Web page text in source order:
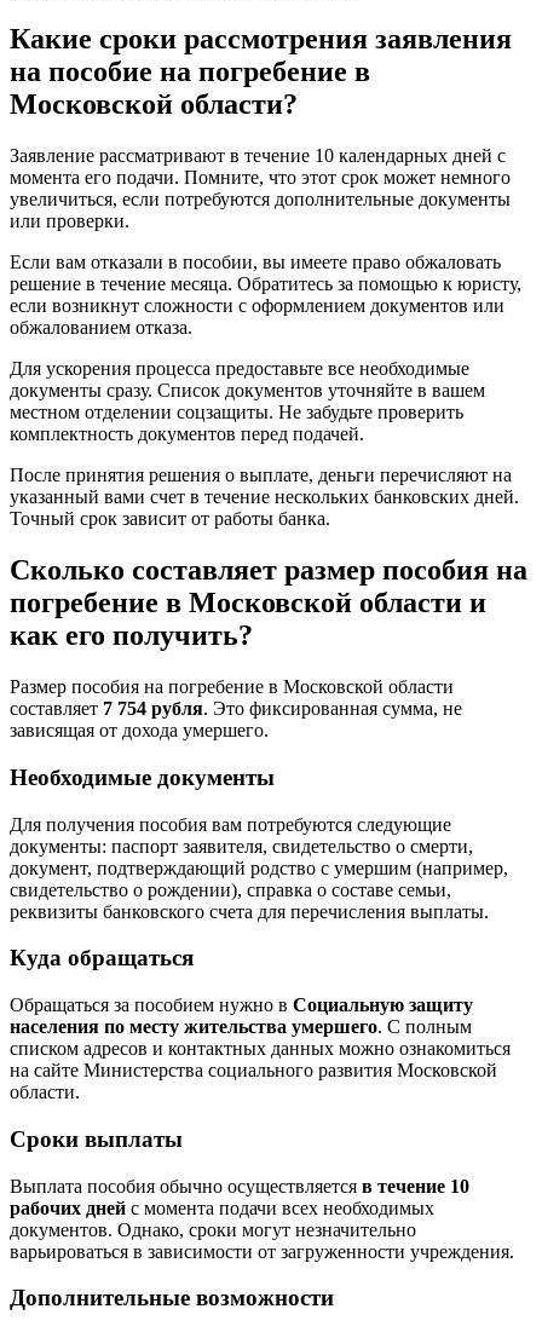
Какие сроки рассмотрения заявления
на пособие на погребение в
Московской области?
Заявление рассматривают в течение 10 календарных дней с
момента его подачи. Помните, что этот срок может немного
увеличиться, если потребуются дополнительные документы
или проверки.
Если вам отказали в пособии, вы имеете право обжаловать
решение в течение месяца. Обратитесь за помощью к юристу,
если возникнут сложности с оформлением документов или
обжалованием отказа.
Для ускорения процесса предоставьте все необходимые
документы сразу. Список документов уточняйте в вашем
местном отделении соцзащиты. Не забудьте проверить
комплектность документов перед подачей.
После принятия решения о выплате, деньги перечисляют на
указанный вами счет в течение нескольких банковских дней.
Точный срок зависит от работы банка.
Сколько составляет размер пособия на
погребение в Московской области и
как его получить?
Размер пособия на погребение в Московской области
составляет 7 754 рубля. Это фиксированная сумма, не
зависящая от дохода умершего.
Необходимые документы
Для получения пособия вам потребуются следующие
документы: паспорт заявителя, свидетельство о смерти,
документ, подтверждающий родство с умершим (например,
свидетельство о рождении), справка о составе семьи,
реквизиты банковского счета для перечисления выплаты.
Куда обращаться
Обращаться за пособием нужно в Социальную защиту
населения по месту жительства умершего. С полным
списком адресов и контактных данных можно ознакомиться
на сайте Министерства социального развития Московской
области.
Сроки выплаты
Выплата пособия обычно осуществляется в течение 10
рабочих дней с момента подачи всех необходимых
документов. Однако, сроки могут незначительно
варьироваться в зависимости от загруженности учреждения.
Дополнительные возможности